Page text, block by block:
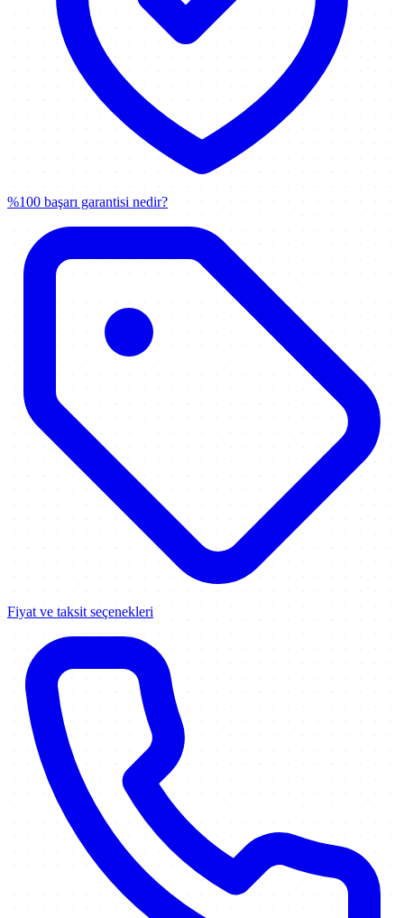
%100 başarı garantisi nedir?
Fiyat ve taksit seçenekleri